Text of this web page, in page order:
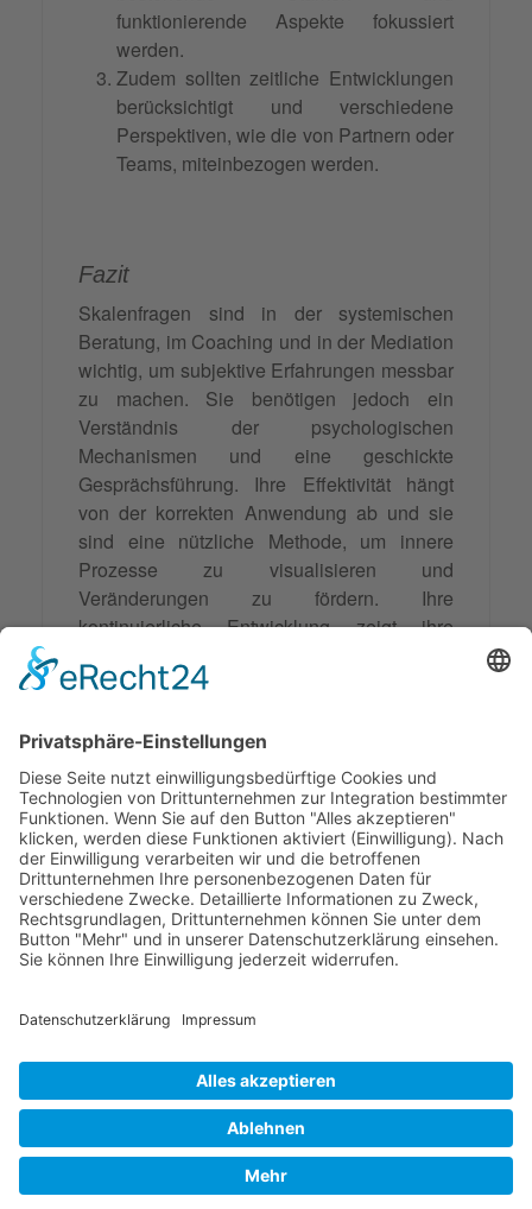
funktionierende Aspekte fokussiert
werden.
Zudem sollten zeitliche Entwicklungen
berücksichtigt und verschiedene
Perspektiven, wie die von Partnern oder
Teams, miteinbezogen werden.
Fazit
Skalenfragen sind in der systemischen
Beratung, im Coaching und in der Mediation
wichtig, um subjektive Erfahrungen messbar
zu machen. Sie benötigen jedoch ein
Verständnis der psychologischen
Mechanismen und eine geschickte
Gesprächsführung. Ihre Effektivität hängt
von der korrekten Anwendung ab und sie
sind eine nützliche Methode, um innere
Prozesse zu visualisieren und
Veränderungen zu fördern. Ihre
kontinuierliche Entwicklung zeigt ihre
Beratungspraxis. Skalenfragen bieten einen
zunehmend nachgefragten professionellen
Beratung und im Coaching.
Synonyme: Skalafrage, Skalenfragen,
Skalenfrage
© 2026 Frank Hartung Ihr Mediator bei Konflikten in Familie,
Frank Hartung - Familien- und Wirtschaftsmediator
263 Bewertungen auf ProvenExpert.com